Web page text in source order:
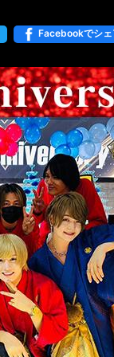
Facebookでシェ